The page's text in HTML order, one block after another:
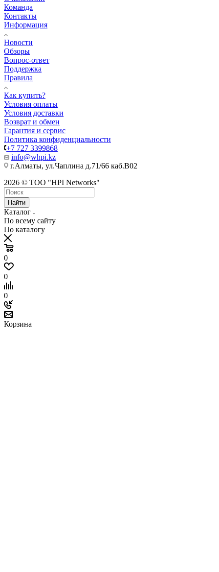
Команда
Контакты
Информация
Новости
Обзоры
Вопрос-ответ
Поддержка
Правила
Как купить?
Условия оплаты
Условия доставки
Возврат и обмен
Гарантия и сервис
Политика конфиденциальности
+7 727 3399868
info@whpi.kz
г.Алматы, ул.Чаплина д.71/66 каб.B02
2026 © ТОО "HPI Networks"
Найти
Каталог
По всему сайту
По каталогу
0
0
0
Корзина